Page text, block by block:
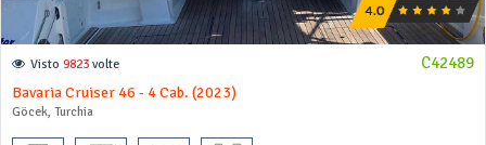
C42489
Visto 9823 volte
Bavaria Cruiser 46 - 4 Cab. (2023)
Göcek, Turchia